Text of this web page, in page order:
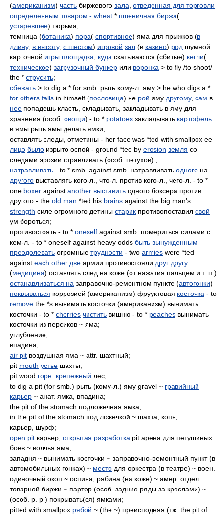
(американизм) часть биржевого зала отведенная для торговли
определенным товаром - wheat * пшеничная биржа(
устаревшее) тюрьма;
темница (ботаника) пора( спортивное) яма для прыжков (в
длину, в высоту, с шестом) игровой зал (в казино) род шумной
карточной игры площадка куда скатываются (сбитые) кегли(
техническое) загрузочный бункер или воронка > to fly /to shoot/
the * струсить;
сбежать > to dig a * for smb. рыть кому-л. яму > he who digs a *
for others falls in himself (пословица) не рой яму другому, сам в
нее попадешь класть, складывать, закладывать в яму для
хранения (особ. овощи) - to * potatoes закладывать картофель
в ямы рыть ямы делать ямки;
оставлять следы, отметины - her face was *ted with smallpox ее
лицо было изрыто оспой - ground *ted by erosion земля со
следами эрозии стравливать (особ. петухов) ;
натравливать - to * smb. against smb. натравливать одного на
другого выставлять кого-л., что-л. против кого-л., чего-л. - to *
one boxer against another выставить одного боксера против
другого - the old man *ted his brains against the big man's
strength силе огромного детины старик противопоставил свой
ум бороться;
противостоять - to * oneself against smb. помериться силами с
кем-л. - to * oneself against heavy odds быть вынужденным
преодолевать огромные трудности - two armies were *ted
against each other две армии противостояли друг другу
(медицина) оставлять след на коже (от нажатия пальцем и т. п.)
останавливаться на заправочно-ремонтном пункте (автогонки)
покрываться коррозией (американизм) фрууктовая косточка - to
remove the *s вынимать косточки (американизм) вынимать
косточки - to * cherries чистить вишню - to * peaches вынимать
косточки из персиков ~ яма;
углубление;
впадина;
air pit воздушная яма ~ attr. шахтный;
pit mouth устье шахты;
pit wood горн крепежный лес;
to dig a pit (for smb.) рыть (кому-л.) яму gravel ~ гравийный
карьер ~ анат. ямка, впадина;
the pit of the stomach подложечная ямка;
in the pit of the stomach под ложечкой ~ шахта, копь;
карьер, шурф;
open pit карьер, открытая разработка pit арена для петушиных
боев ~ волчья яма;
западня ~ вынимать косточки ~ заправочно-ремонтный пункт (в
автомобильных гонках) ~ место для оркестра (в театре) ~ воен.
одиночный окоп ~ оспина, рябина (на коже) ~ амер. отдел
товарной биржи ~ партер (особ. задние ряды за креслами) ~
(особ. p. p.) покрывать(ся) ямками;
pitted with smallpox рябой ~ (the ~) преисподняя (тж. the pit of